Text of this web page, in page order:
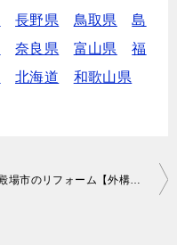
長野県 鳥取県
島
奈良県 富山県
福
北海道 和歌山県
御殿場市のリフォーム【外構・リノベーションなど】で費用が安いおすすめ業者は？口コミ・評判